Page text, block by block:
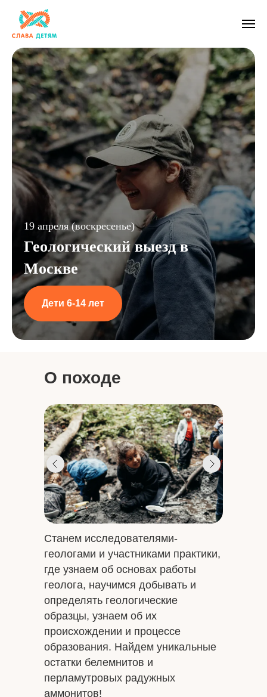
19 апреля (воскресенье)
Геологический выезд в
Москве
Дети 6-14 лет
Станем исследователями-
геологами и участниками практики,
где узнаем об основах работы
геолога, научимся добывать и
определять геологические
образцы, узнаем об их
происхождении и процессе
образования. Найдем уникальные
остатки белемнитов и
перламутровых радужных
аммонитов!
О походе